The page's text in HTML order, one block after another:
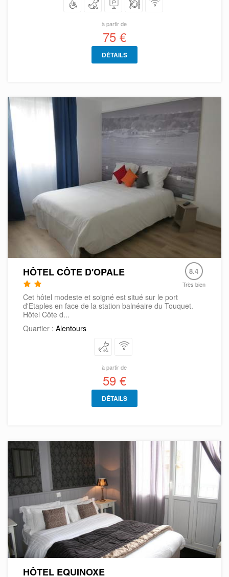
à partir de
75 €
DÉTAILS
HÔTEL CÔTE D'OPALE 8.4
Très bien
Cet hôtel modeste et soigné est situé sur le port
d'Etaples en face de la station balnéaire du Touquet.
Hôtel Côte d...
Quartier : Alentours
à partir de
59 €
DÉTAILS
HÔTEL EQUINOXE